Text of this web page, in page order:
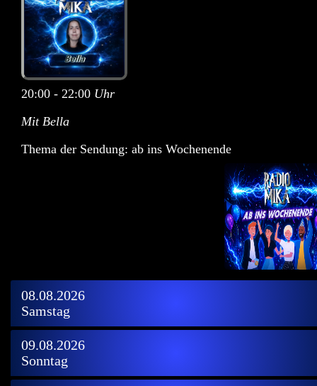
20:00 - 22:00 Uhr
Mit Bella
Thema der Sendung: ab ins Wochenende
08.08.2026
Samstag
09.08.2026
Sonntag